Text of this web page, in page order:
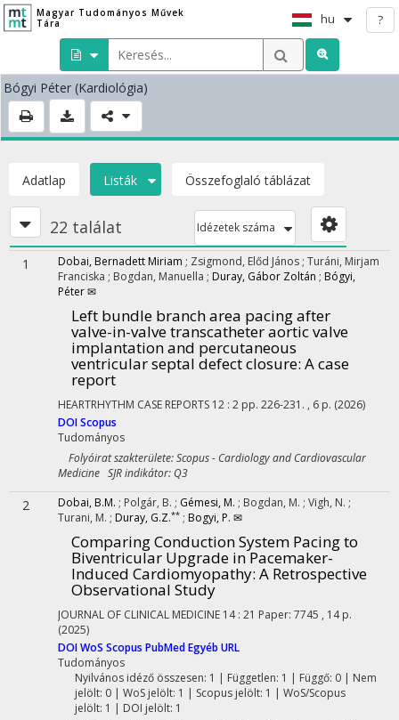
Magyar Tudományos Művek
Tára
hu ?
Bógyi Péter (Kardiológia)
Adatlap Listák Összefoglaló táblázat
22 találat Idézetek száma
1 Dobai, Bernadett Miriam ; Zsigmond, Előd János ; Turáni, Mirjam
Franciska ; Bogdan, Manuella ; Duray, Gábor Zoltán ; Bógyi,
Péter ✉
Left bundle branch area pacing after
valve-in-valve transcatheter aortic valve
implantation and percutaneous
ventricular septal defect closure: A case
report
HEARTRHYTHM CASE REPORTS 12 : 2 pp. 226-231. , 6 p. (2026)
DOIScopus
Tudományos
Folyóirat szakterülete: Scopus - Cardiology and Cardiovascular
Medicine SJR indikátor: Q3
2 Dobai, B.M. ; Polgár, B. ; Gémesi, M. ; Bogdan, M. ; Vigh, N. ;
Turani, M. ; Duray, G.Z.** ; Bogyi, P. ✉
Comparing Conduction System Pacing to
Biventricular Upgrade in Pacemaker-
Induced Cardiomyopathy: A Retrospective
Observational Study
JOURNAL OF CLINICAL MEDICINE 14: 21 Paper: 7745 , 14 p.
(2025)
DOIWoS Scopus PubMedEgyéb URL
Tudományos
Nyilvános idéző összesen: 1 | Független: 1 | Függő: 0 | Nem
jelölt: 0 | WoS jelölt: 1 | Scopus jelölt: 1 | WoS/Scopus
jelölt: 1 | DOI jelölt: 1